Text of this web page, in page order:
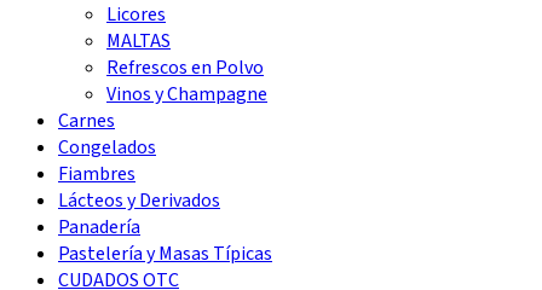
Licores
MALTAS
Refrescos en Polvo
Vinos y Champagne
Carnes
Congelados
Fiambres
Lácteos y Derivados
Panadería
Pastelería y Masas Típicas
CUDADOS OTC